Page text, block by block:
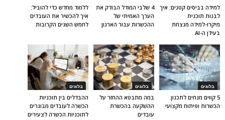
ללמוד מחדש כדי להוביל:
איך להכשיר את העובדים
לחמש השנים הקרובות
4 שלבי המודל הבודק את
הערך האמיתי של
ההכשרות עבור הארגון
למידה בביסים קטנים: איך
לבנות תוכנית
מיקרו-למידה מנצחת
בעידן ה-AI
בלוגים
ההבדלים בין תוכניות
הכשרה לעובדים מבוגרים
לתוכניות הכשרה לצעירים
בלוגים
במה מתבטא ההחזר על
ההשקעה בהכשרת
עובדים
בלוגים
5 קווים מנחים לתכנון
הכשרות ופיתוח מקצועי